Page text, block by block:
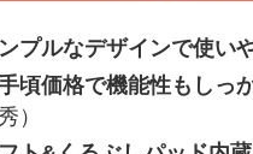
プルなデザインで使い
頃価格で機能性もしっ
）